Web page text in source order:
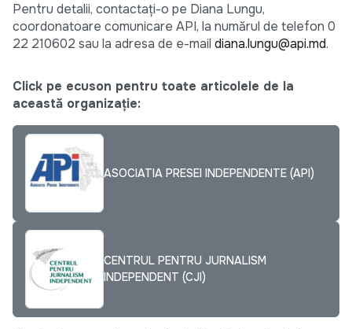
Pentru detalii, contactați-o pe Diana Lungu,
coordonatoare comunicare API, la numărul de telefon 0
22 210602 sau la adresa de e-mail diana.lungu@api.md.
Click pe ecuson pentru toate articolele de la
această organizație:
ASOCIATIA PRESEI INDEPENDENTE (API)
CENTRUL PENTRU JURNALISM
INDEPENDENT (CJI)